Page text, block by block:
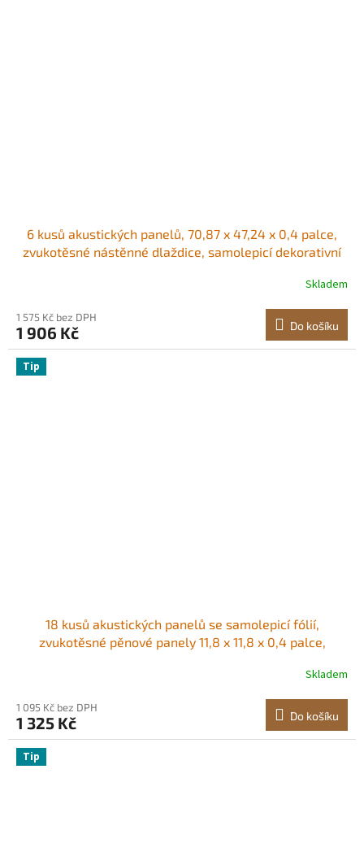
6 kusů akustických panelů, 70,87 x 47,24 x 0,4 palce,
zvukotěsné nástěnné dlaždice, samolepicí dekorativní
Skladem
1 575 Kč bez DPH
1 906 Kč Do košíku
Tip
18 kusů akustických panelů se samolepicí fólií,
zvukotěsné pěnové panely 11,8 x 11,8 x 0,4 palce,
vysokou hustotou, pro domácnost, studio, kancelář,
Skladem
1 095 Kč bez DPH
1 325 Kč Do košíku
Tip